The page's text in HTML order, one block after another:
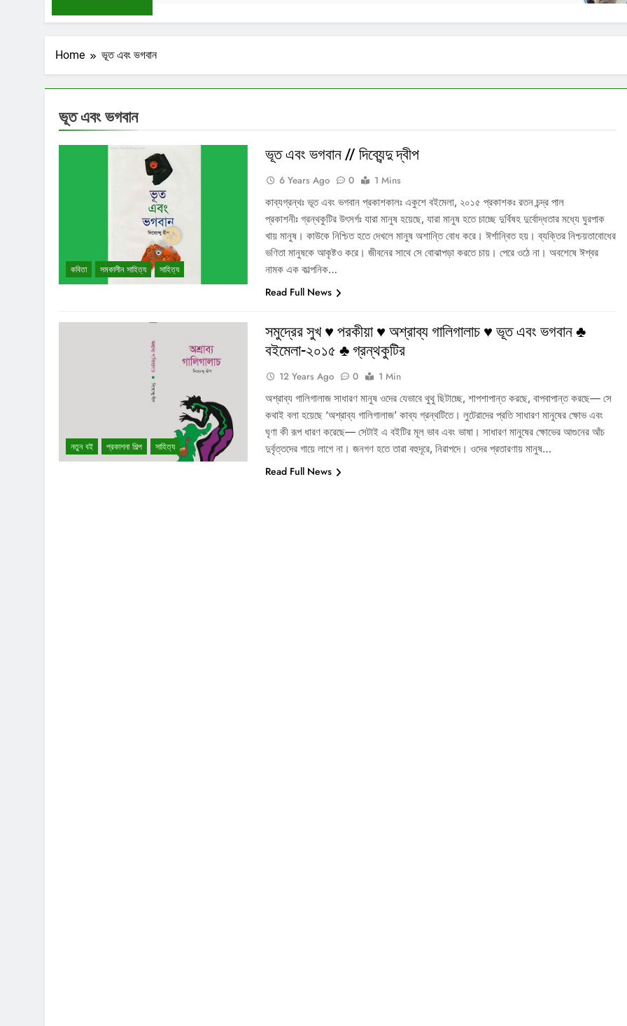
Home ভূত এবং ভগবান
ভূত এবং ভগবান
কবিতা সমকালীন সাহিত্য সাহিত্য
ভূত এবং ভগবান // দিব্যেন্দু দ্বীপ
6 Years Ago 0
1 Mins
কাব্যগ্রন্থঃ ভূত এবং ভগবান প্রকাশকালঃ একুশে বইমেলা, ২০১৫ প্রকাশকঃ রতন চন্দ্র পাল
প্রকাশনীঃ গ্রন্থকুটির উৎসর্গঃ যারা মানুষ হয়েছে, যারা মানুষ হতে চাচ্ছে দুর্বিষহ দুর্বোদ্ধতার মধ্যে ঘুরপাক
খায় মানুষ। কাউকে নিশ্চিত হতে দেখলে মানুষ অশান্তি বোধ করে। ঈর্শান্বিত হয়। ব্যক্তির নিশ্চয়তাবোধের
ভণিতা মানুষকে আকৃষ্টও করে। জীবনের সাথে সে বোঝাপড়া করতে চায়। পেরে ওঠে না। অবশেষে ঈশ্বর
নামক এক কাল্পনিক…
Read Full News
নতুন বই প্রকাশনা শিল্প সাহিত্য
সমুদ্রের সুখ ♥ পরকীয়া ♥ অশ্রাব্য গালিগালাচ ♥ ভূত এবং ভগবান ♣
বইমেলা-২০১৫ ♣ গ্রন্থকুটির
12 Years Ago 0
1 Min
অশ্রাব্য গালিগালাজ সাধারণ মানুষ ওদের যেভাবে থুথু ছিটাচ্ছে, শাপশাপান্ত করছে, বাপবাপান্ত করছে— সে
কথাই বলা হয়েছে ‘অশ্রাব্য গালিগালাজ’ কাব্য গ্রন্থটিতে। লুটেরাদের প্রতি সাধারণ মানুষের ক্ষোভ এবং
ঘৃণা কী রূপ ধারণ করেছে— সেটাই এ বইটির মূল ভাব এবং ভাষা। সাধারণ মানুষের ক্ষোভের আগুনের আঁচ
দুর্বৃত্তদের গায়ে লাগে না। জনগণ হতে তারা বহুদূরে, নিরাপদে। ওদের প্রতারণায় মানুষ…
Read Full News